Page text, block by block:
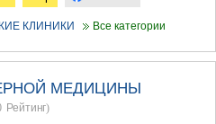
КЛИНИКИ Все категории
МЕДИЦИНЫ
Рейтинг)